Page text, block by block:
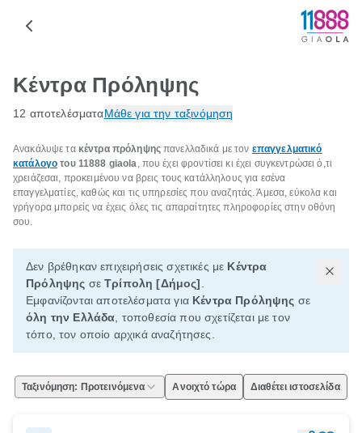
Κέντρα Πρόληψης
12 αποτελέσματαΜάθε για την ταξινόμηση
Ανακάλυψε τα κέντρα πρόληψηςπανελλαδικά με τον επαγγελματικό
κατάλογο του 11888 giaola, που έχει φροντίσει κι έχει συγκεντρώσει ό,τι
χρειάζεσαι, προκειμένου να βρεις τους κατάλληλους για εσένα
επαγγελματίες, καθώς και τις υπηρεσίες που αναζητάς. Άμεσα, εύκολα και
γρήγορα μπορείς να έχεις όλες τις απαραίτητες πληροφορίες στην οθόνη
σου.
Δεν βρέθηκαν επιχειρήσεις σχετικές με Κέντρα
Πρόληψης σεΤρίπολη [Δήμος]
Εμφανίζονται αποτελέσματα για Κέντρα Πρόληψης σε
όλη την Ελλάδα , τοποθεσία που σχετίζεται με τον
τόπο, τον οποίο αρχικά αναζήτησες.
Ταξινόμηση: Προτεινόμενα Ανοιχτό τώρα Διαθέτει ιστοσελίδα